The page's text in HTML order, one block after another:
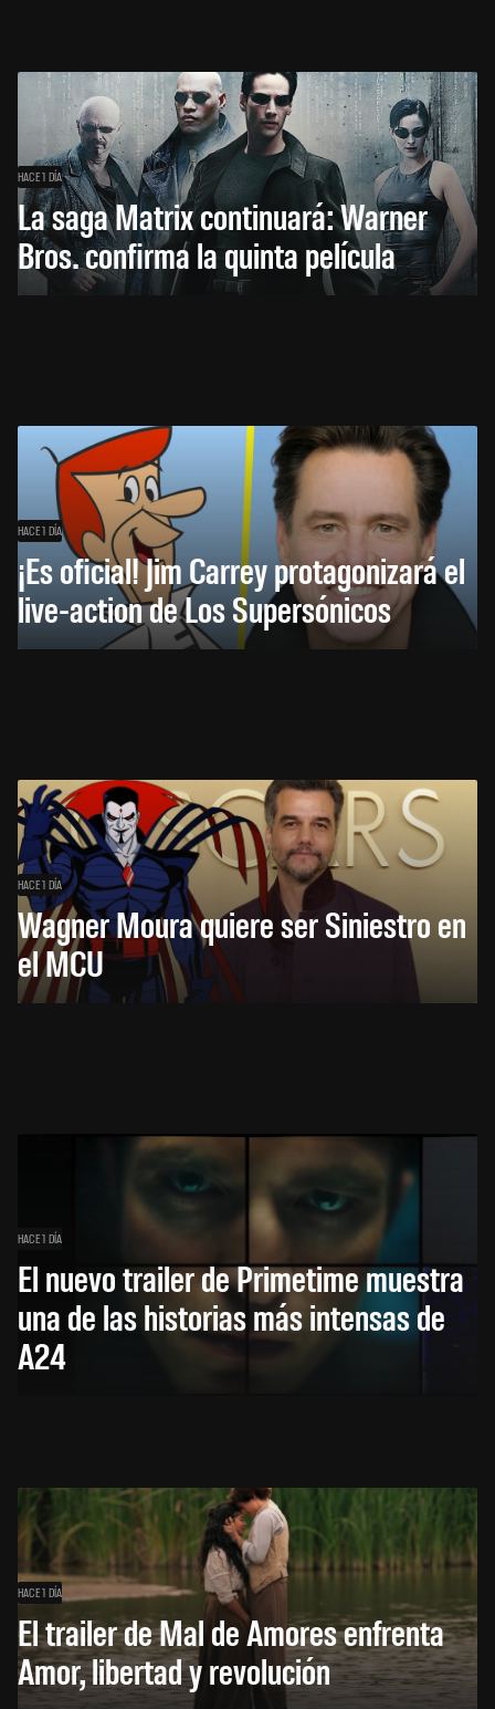
HACE 1 DÍA
La saga Matrix continuará: Warner
Bros. confirma la quinta película
HACE 1 DÍA
¡Es oficial! Jim Carrey protagonizará el
live-action de Los Supersónicos
HACE 1 DÍA
Wagner Moura quiere ser Siniestro en
el MCU
HACE 1 DÍA
El nuevo trailer de Primetime muestra
una de las historias más intensas de
A24
HACE 1 DÍA
El trailer de Mal de Amores enfrenta
Amor, libertad y revolución